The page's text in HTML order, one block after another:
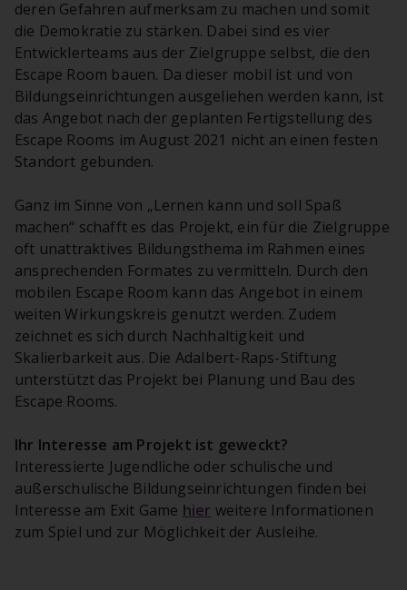
deren Gefahren aufmerksam zu machen und somit
die Demokratie zu stärken. Dabei sind es vier
Entwicklerteams aus der Zielgruppe selbst, die den
Escape Room bauen. Da dieser mobil ist und von
Bildungseinrichtungen ausgeliehen werden kann, ist
das Angebot nach der geplanten Fertigstellung des
Escape Rooms im August 2021 nicht an einen festen
Standort gebunden.
Ganz im Sinne von „Lernen kann und soll Spaß
machen“ schafft es das Projekt, ein für die Zielgruppe
oft unattraktives Bildungsthema im Rahmen eines
ansprechenden Formates zu vermitteln. Durch den
mobilen Escape Room kann das Angebot in einem
weiten Wirkungskreis genutzt werden. Zudem
zeichnet es sich durch Nachhaltigkeit und
Skalierbarkeit aus. Die Adalbert-Raps-Stiftung
unterstützt das Projekt bei Planung und Bau des
Escape Rooms.
Ihr Interesse am Projekt ist geweckt?
Interessierte Jugendliche oder schulische und
außerschulische Bildungseinrichtungen finden bei
Interesse am Exit Game hier weitere Informationen
zum Spiel und zur Möglichkeit der Ausleihe.